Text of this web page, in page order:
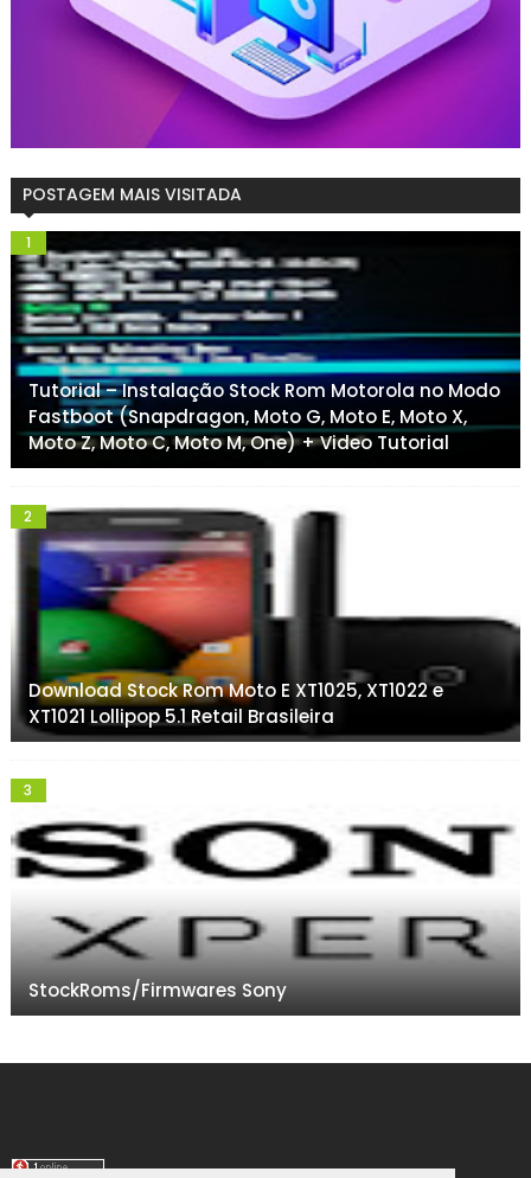
POSTAGEM MAIS VISITADA
Tutorial – Instalação Stock Rom Motorola no Modo
Fastboot (Snapdragon, Moto G, Moto E, Moto X,
Moto Z, Moto C, Moto M, One) + Video Tutorial
Download Stock Rom Moto E XT1025, XT1022 e
XT1021 Lollipop 5.1 Retail Brasileira
StockRoms/Firmwares Sony